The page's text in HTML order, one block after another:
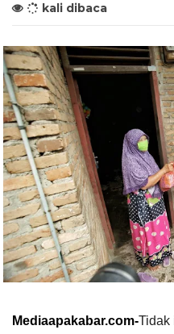
kali dibaca
Mediaapakabar.com-Tidak